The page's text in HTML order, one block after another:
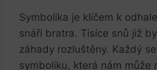
Symbolika je klíčem k​
snáři ⁣bratra. Tisíce snů již
⁤záhady rozluštěny. Každý
⁣symboliku, která ⁢nám může